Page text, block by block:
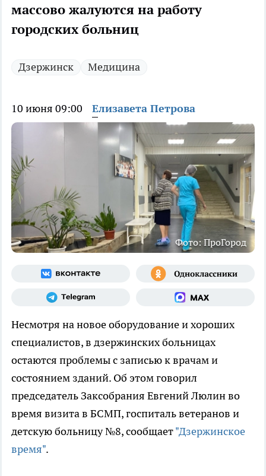
массово жалуются на работу
городских больниц
Дзержинск Медицина
10 июня 09:00 Елизавета Петрова
Фото: ПроГород
Несмотря на новое оборудование и хороших
специалистов, в дзержинских больницах
остаются проблемы с записью к врачам и
состоянием зданий. Об этом говорил
председатель Заксобрания Евгений Люлин во
время визита в БСМП, госпиталь ветеранов и
детскую больницу №8, сообщает"Дзержинское
время".